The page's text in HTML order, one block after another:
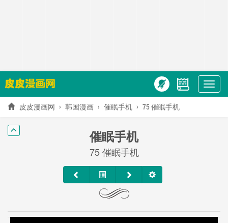
Show
menu
皮皮漫画网 韩国漫画 催眠手机 75 催眠手机
催眠手机
75 催眠手机